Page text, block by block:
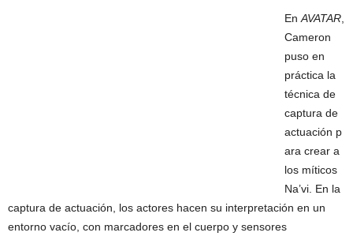
En AVATAR
Cameron
puso en
práctica la
técnica de
captura de
actuación p
ara crear a
los míticos
Na’vi. En la
captura de actuación, los actores hacen su interpretación en un
entorno vacío, con marcadores en el cuerpo y sensores